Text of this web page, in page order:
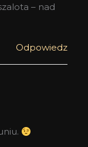
– nad
Odpowiedz